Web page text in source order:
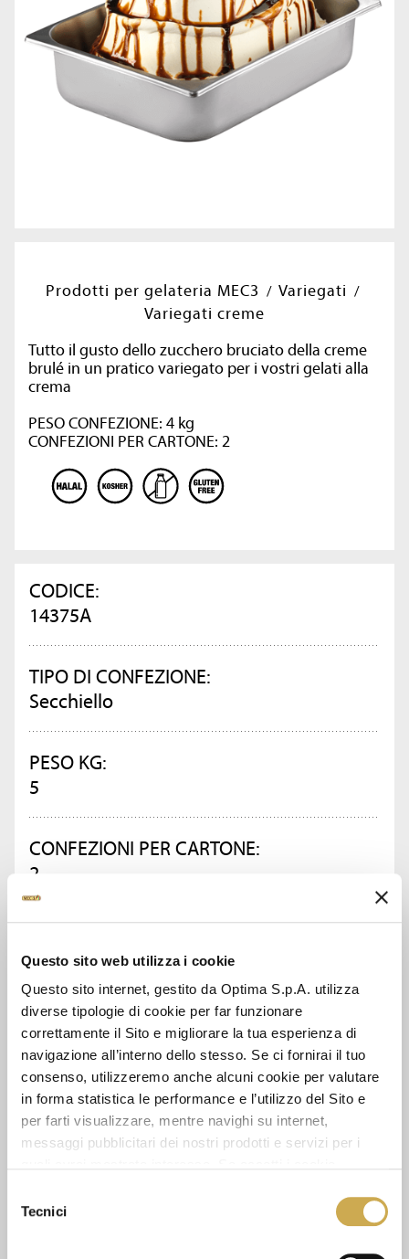
Questo sito web utilizza i cookie
Questo sito internet, gestito da Optima S.p.A. utilizza
diverse tipologie di cookie per far funzionare
correttamente il Sito e migliorare la tua esperienza di
navigazione all’interno dello stesso. Se ci fornirai il tuo
consenso, utilizzeremo anche alcuni cookie per valutare
in forma statistica le performance e l’utilizzo del Sito e
per farti visualizzare, mentre navighi su internet,
messaggi pubblicitari dei nostri prodotti e servizi per i
delTecnici
Prodotti per gelateria MEC3
Variegati
Variegati creme
Tutto il gusto dello zucchero bruciato della creme
brulé in un pratico variegato per i vostri gelati alla
crema
PESO CONFEZIONE: 4 kg
CONFEZIONI PER CARTONE: 2
CODICE:
14375A
TIPO DI CONFEZIONE:
Secchiello
PESO KG:
5
CONFEZIONI PER CARTONE:
2
SCHEDA TECNICA
GUARDA ANCHE